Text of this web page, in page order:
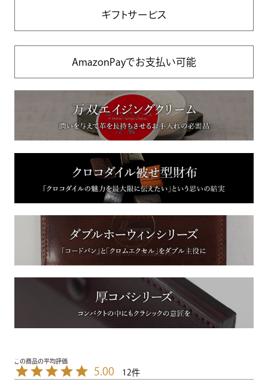
ギフトサービス
AmazonPayでお支払い可能
5.00 12